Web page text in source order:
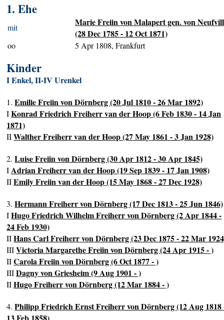
1. Ehe
mit
Marie Freiin von Malapert gen. von
(28 Dec 1785 - 12 Oct 1871)
oo 5 Apr 1808, Frankfurt
Kinder
I Enkel, II-IV Urenkel
1.Emilie Freiin von Dörnberg (20 Jul 1810 - 26 Mar 1892)
IKonrad Friedrich Freiherr van der Hoop (6 Feb 1830 - 14 Jan
1871)
IIWalther Freiherr van der Hoop (27 May 1861 - 3 Jan 1928)
2.Luise Freiin von Dörnberg (30 Apr 1812 - 30 Apr 1845)
IAdrian Freiherr van der Hoop (19 Sep 1839 - 17 Jan 1908)
IIEmily Freiin van der Hoop (15 May 1868 - 27 Dec 1928)
3.Hermann Freiherr von Dörnberg (17 Dec 1813 - 25 Jun 1846)
IHugo Friedrich Wilhelm Freiherr von Dörnberg (2 Apr 1844 -
24 Feb 1930)
IIHans Carl Freiherr von Dörnberg (23 Dec 1875 - 22 Mar
IIIVictoria Margarethe Freiin von Dörnberg (24 Apr 1915 - )
IICarola Freiin von Dörnberg (6 Oct 1877 - )
IIIDagny von Griesheim (9 Aug 1901 - )
IIHugo Freiherr von Dörnberg (12 Mar 1884 - )
4.Philipp Friedrich Ernst Freiherr von Dörnberg (12 Aug 1818